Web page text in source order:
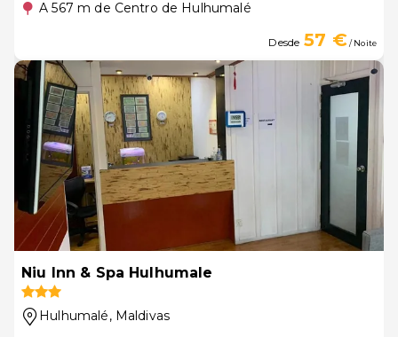
A 567 m de Centro de Hulhumalé
Desde 57 €/ Noite
Niu Inn & Spa Hulhumale
Hulhumalé, Maldivas